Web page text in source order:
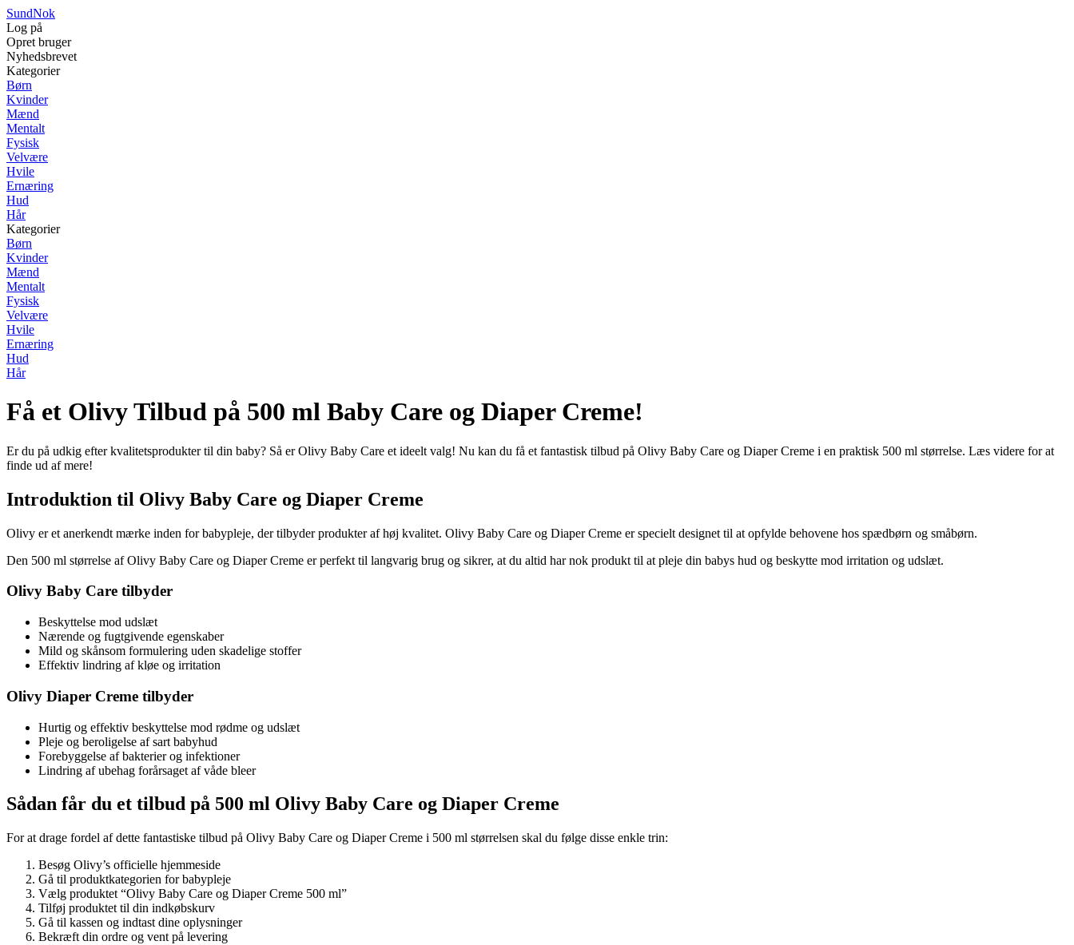
SundNok
Log på
Opret bruger
Nyhedsbrevet
Kategorier
Børn
Kvinder
Mænd
Mentalt
Fysisk
Velvære
Hvile
Ernæring
Hud
Hår
Kategorier
Børn
Kvinder
Mænd
Mentalt
Fysisk
Velvære
Hvile
Ernæring
Hud
Hår
Få et Olivy Tilbud på 500 ml Baby Care og Diaper Creme!
Er du på udkig efter kvalitetsprodukter til din baby? Så er Olivy Baby Care et ideelt valg! Nu kan du få et fantastisk tilbud på Olivy Baby Care og Diaper Creme i en praktisk 500 ml størrelse. Læs videre for at
finde ud af mere!
Introduktion til Olivy Baby Care og Diaper Creme
Olivy er et anerkendt mærke inden for babypleje, der tilbyder produkter af høj kvalitet. Olivy Baby Care og Diaper Creme er specielt designet til at opfylde behovene hos spædbørn og småbørn.
Den 500 ml størrelse af Olivy Baby Care og Diaper Creme er perfekt til langvarig brug og sikrer, at du altid har nok produkt til at pleje din babys hud og beskytte mod irritation og udslæt.
Olivy Baby Care tilbyder
Beskyttelse mod udslæt
Nærende og fugtgivende egenskaber
Mild og skånsom formulering uden skadelige stoffer
Effektiv lindring af kløe og irritation
Olivy Diaper Creme tilbyder
Hurtig og effektiv beskyttelse mod rødme og udslæt
Pleje og beroligelse af sart babyhud
Forebyggelse af bakterier og infektioner
Lindring af ubehag forårsaget af våde bleer
Sådan får du et tilbud på 500 ml Olivy Baby Care og Diaper Creme
For at drage fordel af dette fantastiske tilbud på Olivy Baby Care og Diaper Creme i 500 ml størrelsen skal du følge disse enkle trin:
Besøg Olivy’s officielle hjemmeside
Gå til produktkategorien for babypleje
Vælg produktet “Olivy Baby Care og Diaper Creme 500 ml”
Tilføj produktet til din indkøbskurv
Gå til kassen og indtast dine oplysninger
Bekræft din ordre og vent på levering